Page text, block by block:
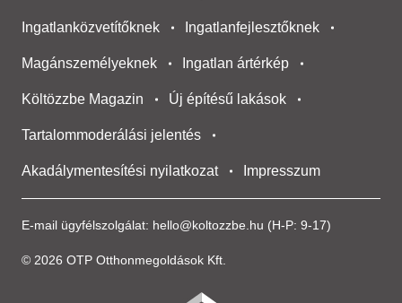
E-mail ügyfélszolgálat: hello@koltozzbe.hu (H-P: 9-17)
© 2026 OTP Otthonmegoldások Kft.
Ingatlanközvetítőknek Ingatlanfejlesztőknek
Magánszemélyeknek Ingatlan ártérkép
Költözzbe Magazin Új építésű lakások
Tartalommoderálási jelentés
Akadálymentesítési nyilatkozat Impresszum